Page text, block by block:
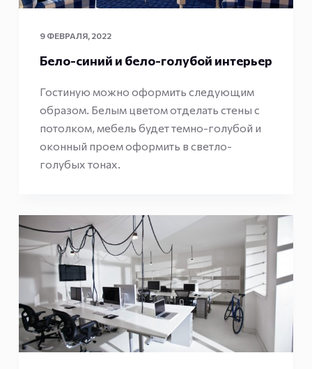
9 ФЕВРАЛЯ, 2022
Бело-синий и бело-голубой интерьер
Гостиную можно оформить следующим
образом. Белым цветом отделать стены с
потолком, мебель будет темно-голубой и
оконный проем оформить в светло-
голубых тонах.